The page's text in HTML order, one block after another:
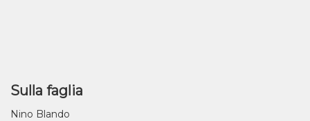
Sulla faglia
Nino Blando